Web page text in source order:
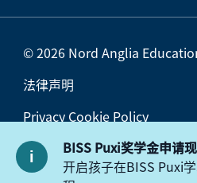
BISS Puxi奖学金申请
开启孩子在BISS Puxi
© 2026 Nord Anglia
法律声明
Privacy Cookie Policy
访问政策